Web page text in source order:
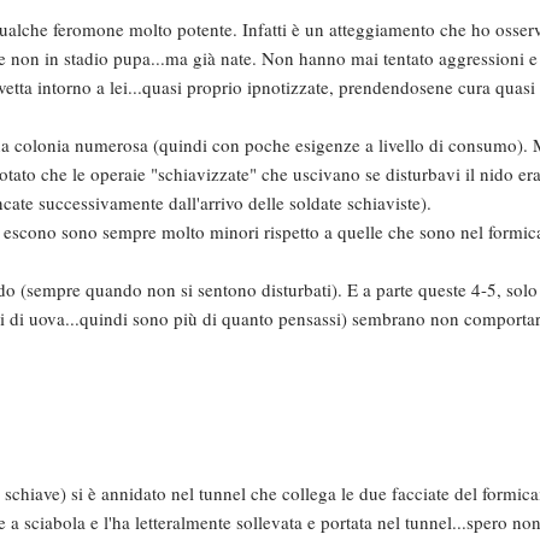
feromone molto potente. Infatti è un atteggiamento che ho
in stadio pupa...ma già nate. Non hanno mai tentato aggressioni e
intorno a lei...quasi proprio ipnotizzate, prendendosene cura
colonia numerosa (quindi con poche esigenze a livello di consumo).
che le operaie "schiavizzate" che uscivano se disturbavi il nido
successivamente dall'arrivo delle soldate schiaviste).
sono sempre molto minori rispetto a quelle che sono nel
(sempre quando non si sentono disturbati). E a parte queste 4-5,
uova...quindi sono più di quanto pensassi) sembrano non
si è annidato nel tunnel che collega le due facciate del
sciabola e l'ha letteralmente sollevata e portata nel tunnel...spero